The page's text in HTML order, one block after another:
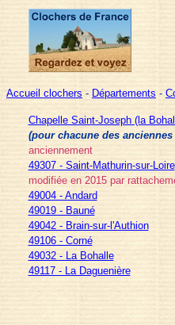
Accueil clochers - Départements -
Chapelle Saint-Joseph (la
(pour chacune des
anciennement
49307 - Saint-Mathurin-sur-Loire
modifiée en 2015 par
49004 - Andard
49019 - Bauné
49042 - Brain-sur-l'Authion
49106 - Corné
49032 - La Bohalle
49117 - La Daguenière